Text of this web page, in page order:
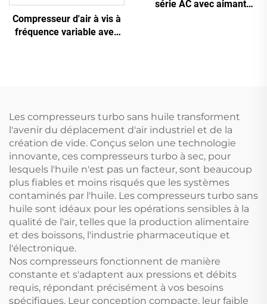
Compresseur d'air à vis à
fréquence variable avec
série AC avec aimant
Les compresseurs turbo sans huile transforment
l'avenir du déplacement d'air industriel et de la
création de vide. Conçus selon une technologie
innovante, ces compresseurs turbo à sec, pour
lesquels l'huile n'est pas un facteur, sont beaucoup
plus fiables et moins risqués que les systèmes
contaminés par l'huile. Les compresseurs turbo sans
huile sont idéaux pour les opérations sensibles à la
qualité de l'air, telles que la production alimentaire
et des boissons, l'industrie pharmaceutique et
l'électronique.
Nos compresseurs fonctionnent de manière
constante et s'adaptent aux pressions et débits
requis, répondant précisément à vos besoins
spécifiques. Leur conception compacte, leur faible